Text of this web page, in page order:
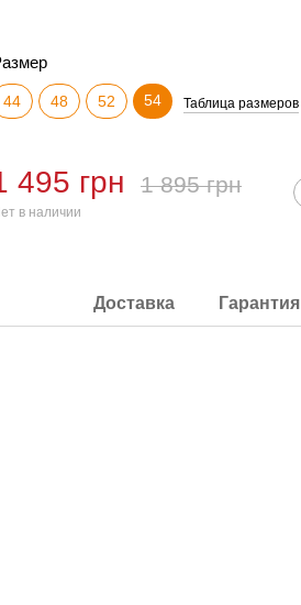
44 48 52 54 Таблица размеров
495 грн 1 895 грн
в наличии
Доставка Гарантия